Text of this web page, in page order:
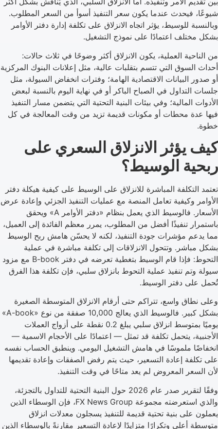
شيوعًا، فيحدث عندما يكون سعر التنفيذ أسوأ من السعر المطلوب.
وبالنسبة للوسيط، يؤثر اتجاه الانزلاق على تكلفة إدارة دفتر الأوامر
بشكل مختلف اعتمادًا على نموذج التشغيل.
من الناحية العملية، يكون الانزلاق أكثر وضوحًا في ثلاث حالات:
أحداث السوق التي تتسم بتقلبات عالية، مثل إعلانات البنوك المركزية
أو صدور البيانات الاقتصادية الهامة؛ وفترات انخفاض السيولة، مثل
جلسات التداول في الصباح الباكر أو في نهاية اليوم بالنسبة لبعض
الأدوات المالية؛ وفي بيئات البنية التحتية التي يتضمن مسار التنفيذ
فيها عدة محطات أو مكونات قديمة تزيد من وقت المعالجة في كل
خطوة.
كيف يؤثر الانزلاق السعري على
ربحية الوسيط؟
تعتمد التكلفة المباشرة للانزلاق على الوسيط على كيفية هيكلة دفتر
الأوامر وكيفية تعامل المنصة مع عمليات التنفيذ الجزئي وإعادة عرض
الأسعار. فالوسيط الذي يعمل بنظام «دفتر الأوامر A» ويحقق
باستمرار تنفيذًا أفضل من المطلوب، يمرر معظم الفائدة إلى العميل،
مما يدعم مؤشرات جودة التنفيذ، لكنه لا يحسّن هامش ربح الوسيط
بشكل مباشر. وتتحول الانزلاقات إلى تكلفة مباشرة في عملية
التحوط: فإذا قام الوسيط بتغطية تعرضه في دفتر B-book مع مزود
سيولة وتم تنفيذ عملية التحوط بانزلاق سلبي، فإن تكلفة هذا الفرق
تُحمل على دفتر الوسيط.
وعلى نطاق واسع، تتراكم حتى أرقام الانزلاق المتوسطة الصغيرة
بشكل كبير. فالوسيط الذي يعالج 10,000 صفقة من نوع «A-book»
يوميًا بمتوسط انزلاق سلبي يبلغ 0.2 نقطة على أزواج العملات
الأجنبية، يتحمل تكلفة قد تمثل — اعتمادًا على الأحجام الاسمية —
انخفاضًا ملموسًا في هامش التشغيل اليومي. وينطبق الحساب نفسه
على تكلفة إعادة التسعير، حيث يتم رفض الصفقات وإعادة تقديمها
لأن السعر المعروض لم يعد متاحًا في وقت التنفيذ.
وفقًا لتقرير صدر عام 2026 حول البنية التحتية للتداول بالتجزئة،
والذي استعرضته مجموعة FX News Group، فإن الوسطاء الذين
يعملون على بنية تحتية قديمة للتنفيذ يسجلون معدلات انزلاق
متوسطة أعلى وتكرارًا متزايدًا لإعادة التسعير مقارنةً بالوسطاء الذين